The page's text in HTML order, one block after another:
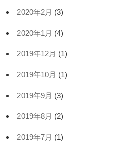
2020年2月 (3)
2020年1月 (4)
2019年12月 (1)
2019年10月 (1)
2019年9月 (3)
2019年8月 (2)
2019年7月 (1)